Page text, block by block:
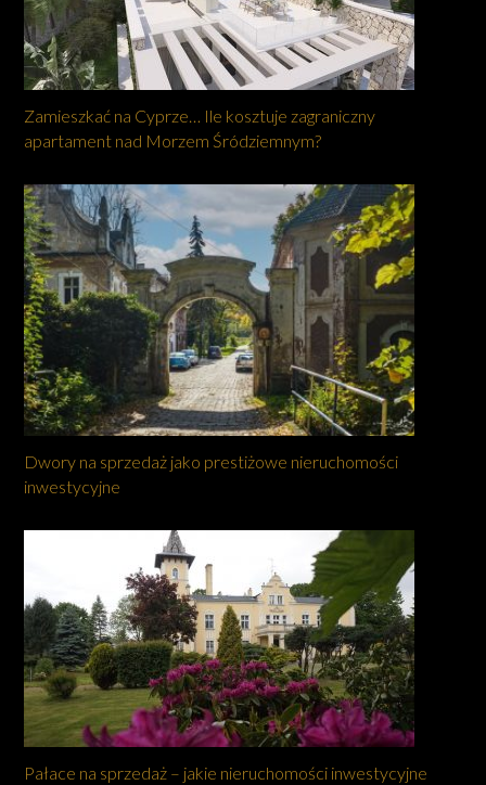
Zamieszkać na Cyprze… Ile kosztuje zagraniczny
apartament nad Morzem Śródziemnym?
Dwory na sprzedaż jako prestiżowe nieruchomości
inwestycyjne
Pałace na sprzedaż – jakie nieruchomości inwestycyjne